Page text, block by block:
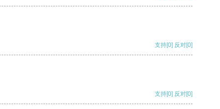
支持[0] 反对[0]
支持[0] 反对[0]